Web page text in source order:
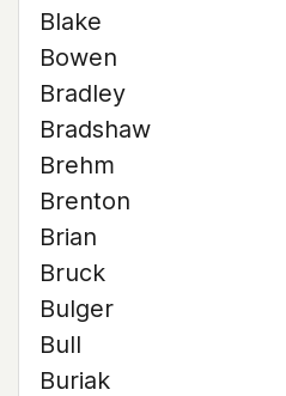
Blake
Bowen
Bradley
Bradshaw
Brehm
Brenton
Brian
Bruck
Bulger
Bull
Buriak